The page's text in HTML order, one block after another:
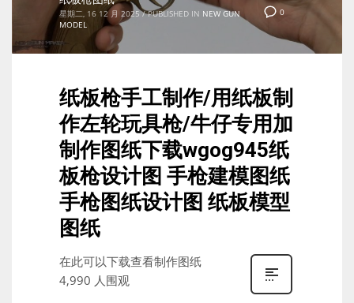
0
星期二, 16 12 月 2025 / PUBLISHED IN NEW GUN
MODEL
纸板枪手工制作/用纸板制
作左轮玩具枪/牛仔专用加
制作图纸下载wgog945纸
板枪设计图 手枪建模图纸
手枪图纸设计图 纸板模型
图纸
在此可以下载查看制作图纸
4,990 人围观